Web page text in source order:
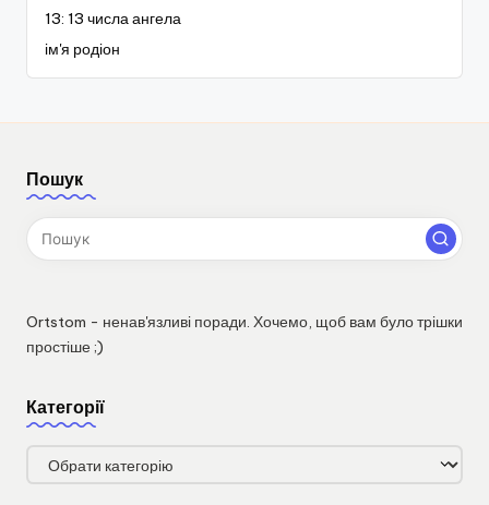
13: 13 числа ангела
ім'я родіон
Пошук
Ortstom - ненав'язливі поради. Хочемо, щоб вам було трішки
простіше ;)
Категорії
Категорії